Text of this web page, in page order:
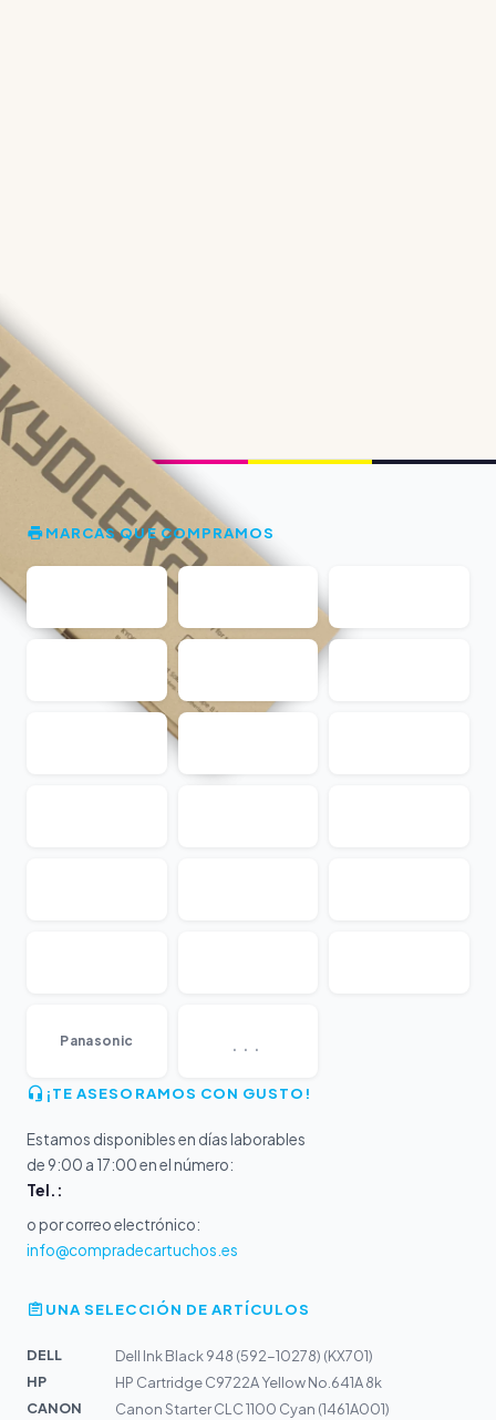
MARCAS QUE COMPRAMOS
Panasonic ...
¡TE ASESORAMOS CON GUSTO!
Estamos disponibles en días laborables
de 9:00 a 17:00 en el número:
Tel.:
o por correo electrónico:
info@compradecartuchos.es
UNA SELECCIÓN DE ARTÍCULOS
DELL
Dell Ink Black 948 (592-10278) (KX701)
HP
HP Cartridge C9722A Yellow No.641A 8k
CANON
Canon Starter CLC 1100 Cyan (1461A001)